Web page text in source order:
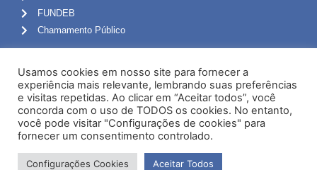
FUNDEB
Chamamento Público
Portal do Servidor
Webmail
Administração
Usamos cookies em nosso site para fornecer a
experiência mais relevante, lembrando suas preferências
e visitas repetidas. Ao clicar em “Aceitar todos”, você
concorda com o uso de TODOS os cookies. No entanto,
você pode visitar "Configurações de cookies" para
fornecer um consentimento controlado.
Configurações Cookies Aceitar Todos